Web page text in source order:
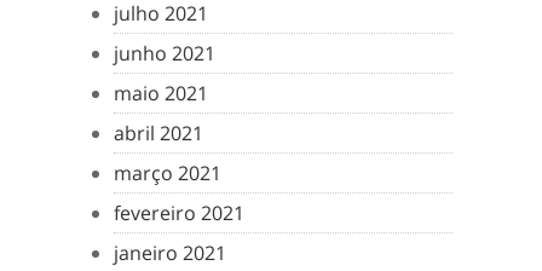
julho 2021
junho 2021
maio 2021
abril 2021
março 2021
fevereiro 2021
janeiro 2021